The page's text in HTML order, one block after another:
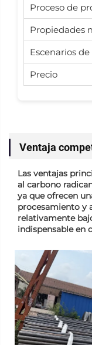
Proceso de
Propiedades
Escenarios
Precio
Ventaja
Las ventajas
al carbono
ya que ofrecen
procesamiento y
relativamente
indispensable en